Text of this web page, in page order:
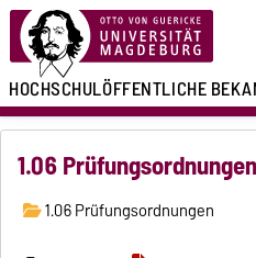
HOCHSCHULÖFFENTLICHE
1.06 Prüfungsordnungen
1.06 Prüfungsordnungen